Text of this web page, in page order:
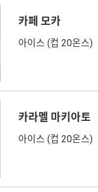
카페 모카
아이스 (컵 20온스)
카라멜 마키아토
아이스 (컵 20온스)